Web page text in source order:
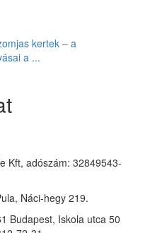
kertek – a
a ...
Kft, adószám: 32849543-
Náci-hegy 219.
Budapest, Iskola utca 50